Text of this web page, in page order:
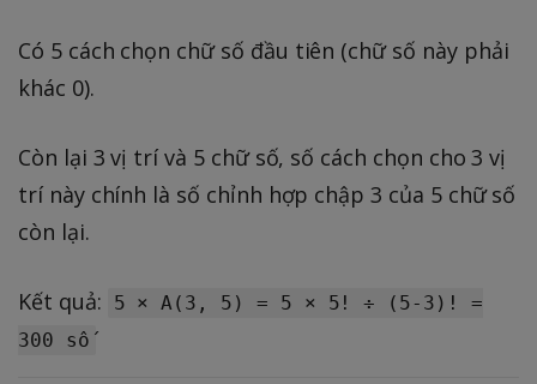
Có 5 cách chọn chữ số đầu tiên (chữ số này phải
khác 0).
Còn lại 3 vị trí và 5 chữ số, số cách chọn cho 3 vị
trí này chính là số chỉnh hợp chập 3 của 5 chữ số
còn lại.
Kết quả:
5 × A(3, 5) = 5 × 5! ÷ (5-3)! =
300 số